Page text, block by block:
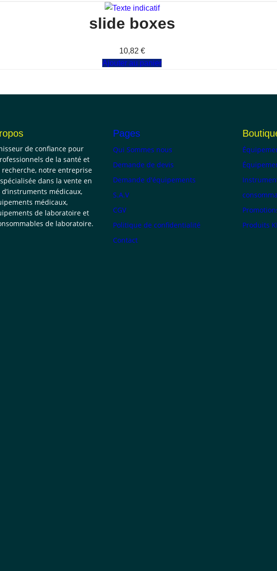
slide boxes
10,82 €
Ajouter au panier
de confiance pour
de la santé et
recherche, notre entreprise
spécialisée dans la vente en
médicaux,
médicaux,
de laboratoire et
de laboratoire.
Pages
Qui Sommes nous
Demande de devis
Demande d'équipements
S.A.V
CGV
Politique de confidentialité
Contact
Produits